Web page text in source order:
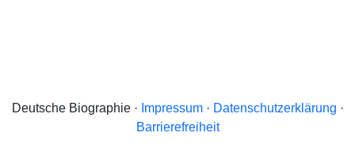
Deutsche Biographie · Impressum· Datenschutzerklärung ·
Barrierefreiheit